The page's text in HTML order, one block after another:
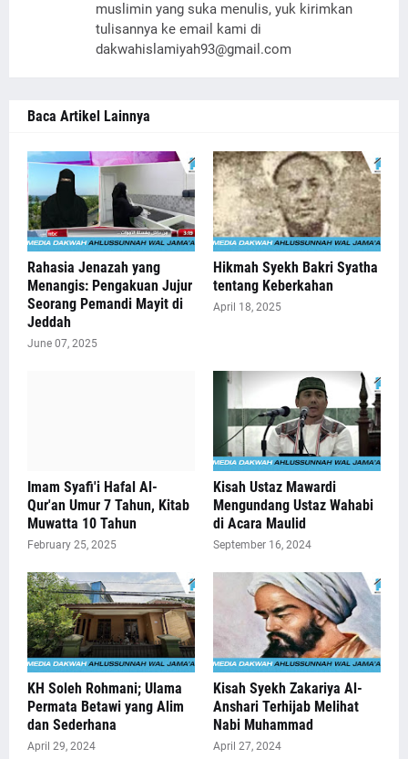
muslimin yang suka menulis, yuk kirimkan
tulisannya ke email kami di
dakwahislamiyah93@gmail.com
Baca Artikel Lainnya
Rahasia Jenazah yang
Menangis: Pengakuan Jujur
Seorang Pemandi Mayit di
Jeddah
June 07, 2025
Hikmah Syekh Bakri Syatha
tentang Keberkahan
April 18, 2025
Imam Syafi'i Hafal Al-
Qur'an Umur 7 Tahun, Kitab
Muwatta 10 Tahun
February 25, 2025
Kisah Ustaz Mawardi
Mengundang Ustaz Wahabi
di Acara Maulid
September 16, 2024
KH Soleh Rohmani; Ulama
Permata Betawi yang Alim
dan Sederhana
April 29, 2024
Kisah Syekh Zakariya Al-
Anshari Terhijab Melihat
Nabi Muhammad
April 27, 2024